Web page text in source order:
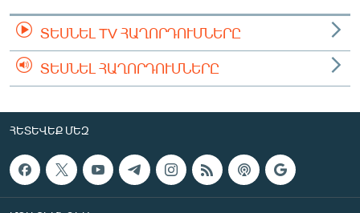
ՏԵՍՆԵԼ TV ՀԱՂՈՐԴՈՒՄՆԵՐԸ
ՏԵՍՆԵԼ ՀԱՂՈՐԴՈՒՄՆԵՐԸ
ՀԵՏԵՎԵՔ ՄԵԶ